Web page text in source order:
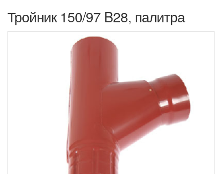
Тройник 150/97 B28, палитра